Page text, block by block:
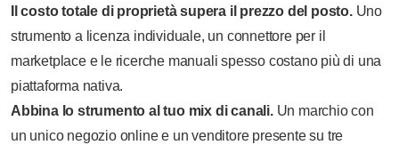
Il costo totale di proprietà supera il prezzo del posto.Uno
strumento a licenza individuale, un connettore per il
marketplace e le ricerche manuali spesso costano più di una
piattaforma nativa.
Abbina lo strumento al tuo mix di canali.Un marchio con
un unico negozio online e un venditore presente su tre